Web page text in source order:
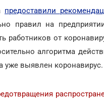
предоставили
правил на
работников от
алгоритма
уже выявлен коронавирус.